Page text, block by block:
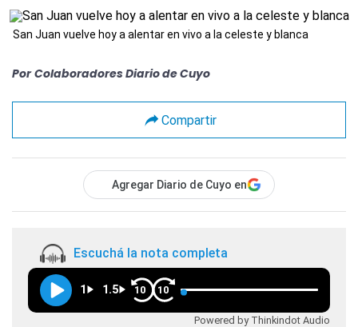
San Juan vuelve hoy a alentar en vivo a la celeste y blanca
Por Colaboradores Diario de Cuyo
Compartir
Agregar Diario de Cuyo en
Escuchá la nota completa
1 1.5 10 10
Powered by Thinkindot Audio